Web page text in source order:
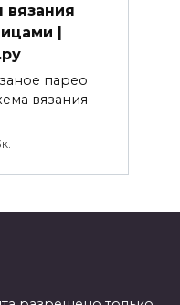
вязания
|
парео
вязания